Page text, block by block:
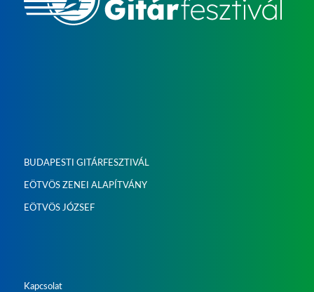
BUDAPESTI GITÁRFESZTIVÁL
EÖTVÖS ZENEI ALAPÍTVÁNY
EÖTVÖS JÓZSEF
Kapcsolat